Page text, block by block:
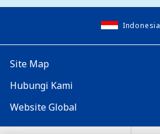
Indonesia
Site Map
Hubungi Kami
Website Global